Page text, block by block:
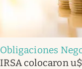
Obligaciones
IRSA colocaron